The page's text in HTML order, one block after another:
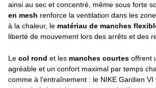
ainsi au sec et concentré, même sous forte
en mesh renforce la ventilation dans les
à la chaleur, le matériau de manches
liberté de mouvement lors des arrêts et des
Le col rond et les manches courtes offrent
agréable et un confort maximal par temps
comme à l'entraînement : le NIKE Gardien VI